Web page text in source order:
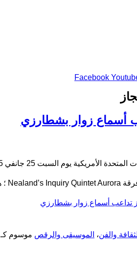
Facebook
أسماع زوار بشطارزي
تداعب أسماع زوار بشطارزي
والفن، الموسيقى والرقص موسوم كـ